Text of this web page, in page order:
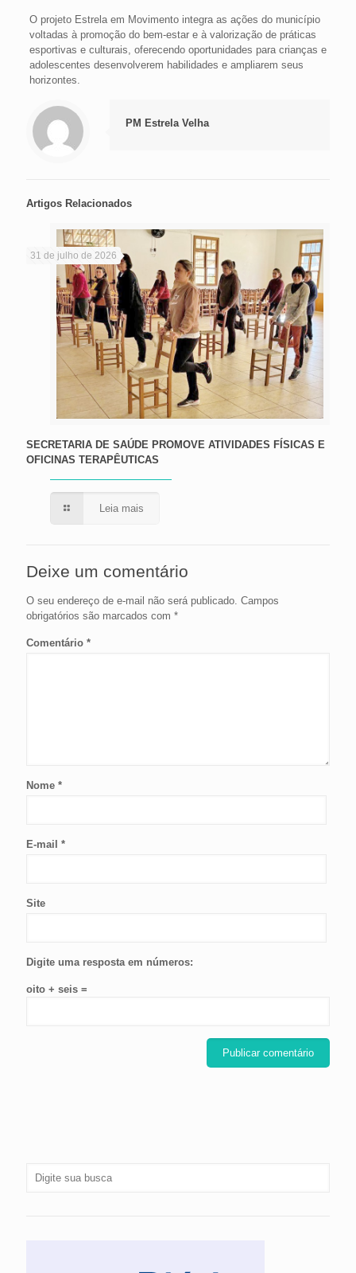
O projeto Estrela em Movimento integra as ações do município
voltadas à promoção do bem-estar e à valorização de práticas
esportivas e culturais, oferecendo oportunidades para crianças e
adolescentes desenvolverem habilidades e ampliarem seus
horizontes.
PM Estrela Velha
Artigos Relacionados
31 de julho de 2026
SECRETARIA DE SAÚDE PROMOVE ATIVIDADES FÍSICAS E
OFICINAS TERAPÊUTICAS
Leia mais
Deixe um comentário
O seu endereço de e-mail não será publicado. Campos
obrigatórios são marcados com *
Comentário *
Nome *
E-mail *
Site
Digite uma resposta em números:
oito + seis =